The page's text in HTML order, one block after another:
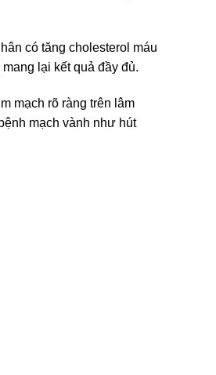
có tăng cholesterol máu
lại kết quả đầy đủ.
mạch rõ ràng trên lâm
mạch vành như hút